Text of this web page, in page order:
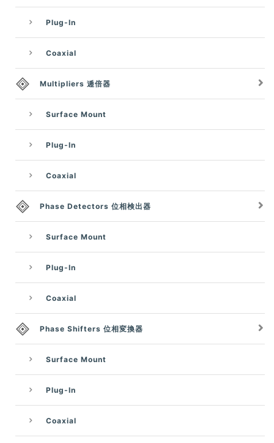
Plug-In
Coaxial
Multipliers 逓倍器
Surface Mount
Plug-In
Coaxial
Phase Detectors 位相検出器
Surface Mount
Plug-In
Coaxial
Phase Shifters 位相変換器
Surface Mount
Plug-In
Coaxial